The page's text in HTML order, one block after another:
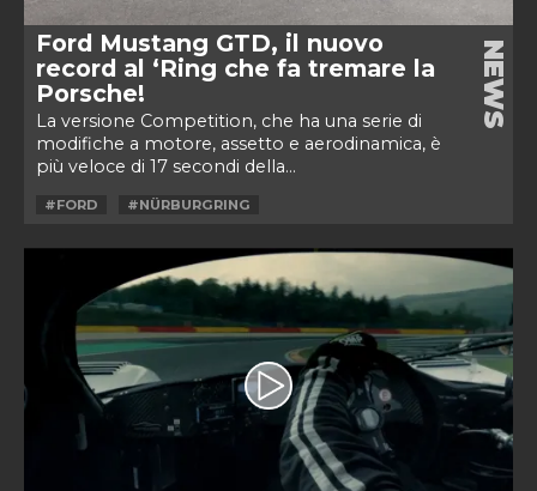
Ford Mustang GTD, il nuovo
record al ‘Ring che fa tremare la
Porsche!
La versione Competition, che ha una serie di
modifiche a motore, assetto e aerodinamica, è
più veloce di 17 secondi della...
NEWS
#FORD #NÜRBURGRING